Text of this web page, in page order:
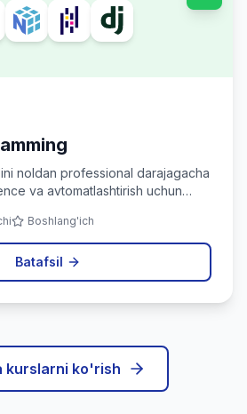
noldan professional darajagacha
va avtomatlashtirish uchun
Boshlang'ich
Batafsil
kurslarni ko'rish